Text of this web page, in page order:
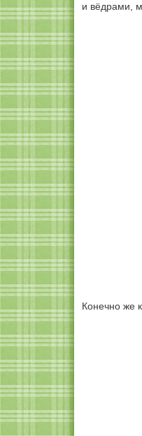
и вёдрами,
Конечно же